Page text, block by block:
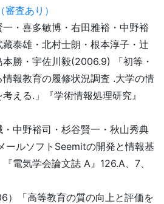
査あり）
・喜多敏博・右田雅裕・中野裕
泰雄・北村士朗・根本淳子・辻
勝・宇佐川毅(2006.9) 「初等・
報教育の履修状況調査 .大学の情
える.」『学術情報処理研究』
中野裕司・杉谷賢一・秋山秀典
ールソフトSeemitの開発と情報基
電気学会論文誌 A』126.A、7、
）「高等教育の質の向上と評価を